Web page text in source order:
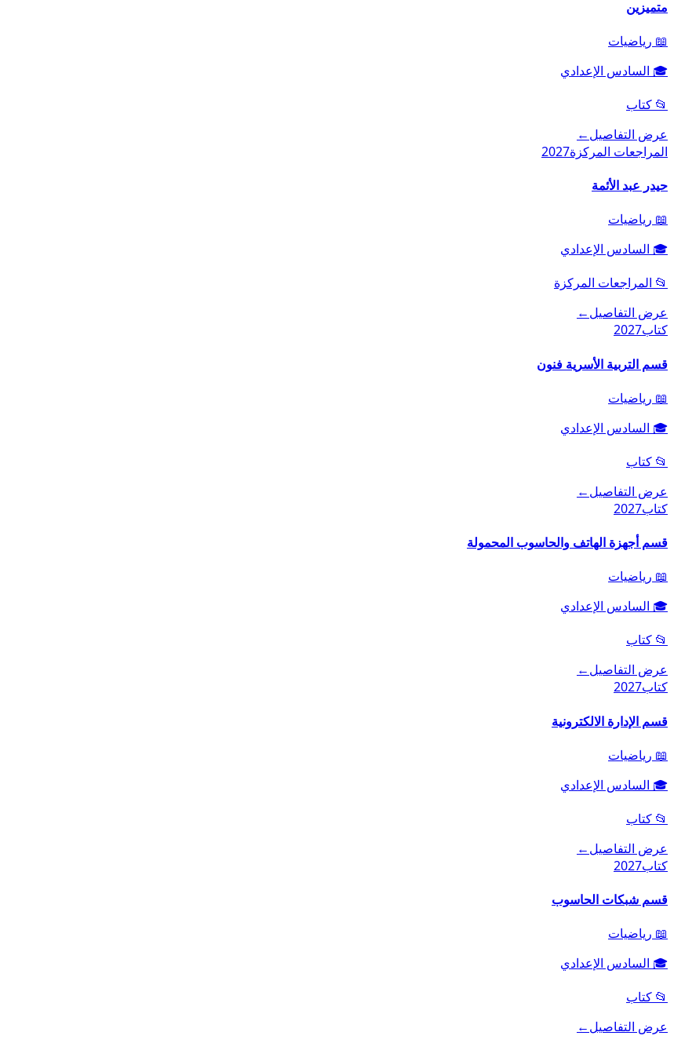
متميزين
📖 رياضيات
🎓 السادس الإعدادي
📂 كتاب
عرض التفاصيل←
المراجعات المركزة2027
حيدر عبد الأئمة
📖 رياضيات
🎓 السادس الإعدادي
📂 المراجعات المركزة
عرض التفاصيل←
كتاب2027
قسم التربية الأسرية فنون
📖 رياضيات
🎓 السادس الإعدادي
📂 كتاب
عرض التفاصيل←
كتاب2027
قسم أجهزة الهاتف والحاسوب المحمولة
📖 رياضيات
🎓 السادس الإعدادي
📂 كتاب
عرض التفاصيل←
كتاب2027
قسم الإدارة الالكترونية
📖 رياضيات
🎓 السادس الإعدادي
📂 كتاب
عرض التفاصيل←
كتاب2027
قسم شبكات الحاسوب
📖 رياضيات
🎓 السادس الإعدادي
📂 كتاب
عرض التفاصيل←